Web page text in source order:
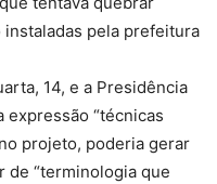
pela prefeitura
14, e a Presidência
expressão “técnicas
projeto, poderia gerar
de “terminologia que